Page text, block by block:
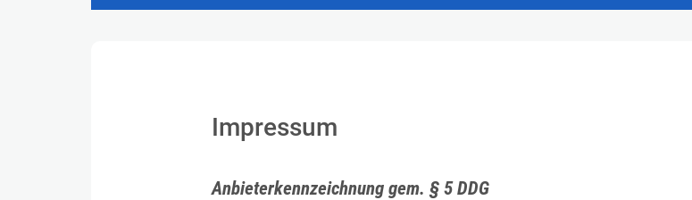
Impressum
Anbieterkennzeichnung gem. § 5 DDG